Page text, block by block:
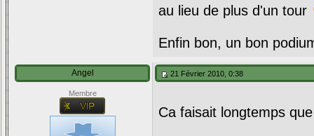
au lieu de plus d'un tour
Enfin bon, un bon
Angel
Membre
21 Février 2010, 0:38
Ca faisait longtemps